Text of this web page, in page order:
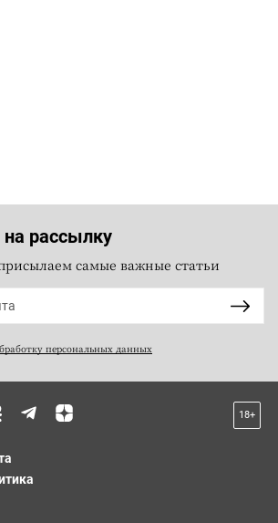
рассылку
самые важные статьи
персональных данных
18+